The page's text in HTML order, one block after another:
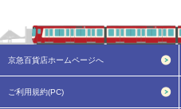
京急百貨店ホームページへ
ご利用規約(PC)